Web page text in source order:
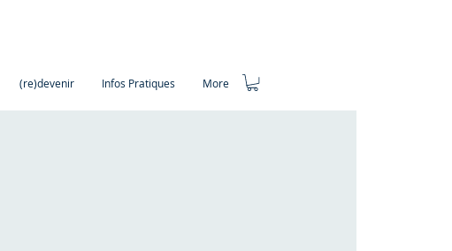
(re)devenir Infos Pratiques More